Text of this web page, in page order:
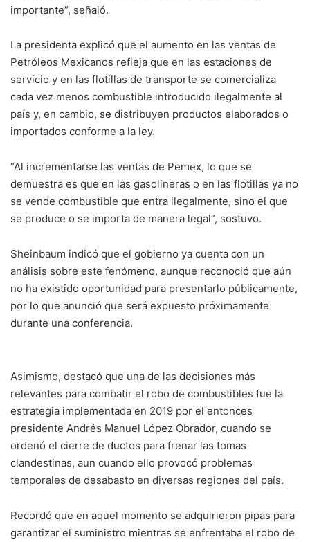
importante”, señaló.
La presidenta explicó que el aumento en las ventas de
Petróleos Mexicanos refleja que en las estaciones de
servicio y en las flotillas de transporte se comercializa
cada vez menos combustible introducido ilegalmente al
país y, en cambio, se distribuyen productos elaborados o
importados conforme a la ley.
“Al incrementarse las ventas de Pemex, lo que se
demuestra es que en las gasolineras o en las flotillas ya no
se vende combustible que entra ilegalmente, sino el que
se produce o se importa de manera legal”, sostuvo.
Sheinbaum indicó que el gobierno ya cuenta con un
análisis sobre este fenómeno, aunque reconoció que aún
no ha existido oportunidad para presentarlo públicamente,
por lo que anunció que será expuesto próximamente
durante una conferencia.
Asimismo, destacó que una de las decisiones más
relevantes para combatir el robo de combustibles fue la
estrategia implementada en 2019 por el entonces
presidente Andrés Manuel López Obrador, cuando se
ordenó el cierre de ductos para frenar las tomas
clandestinas, aun cuando ello provocó problemas
temporales de desabasto en diversas regiones del país.
Recordó que en aquel momento se adquirieron pipas para
garantizar el suministro mientras se enfrentaba el robo de